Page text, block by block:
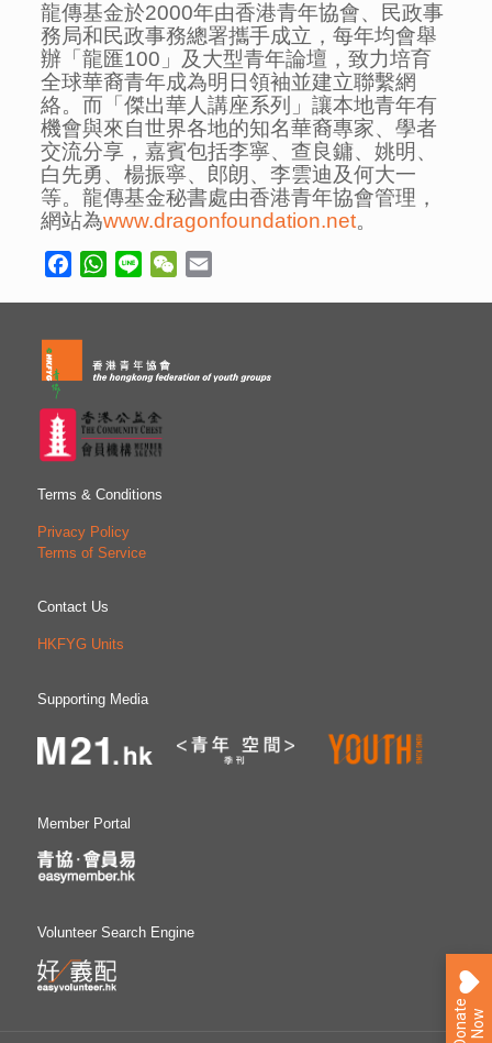
龍傳基金於2000年由香港青年協會、民政事
務局和民政事務總署攜手成立，每年均會舉
辦「龍匯100」及大型青年論壇，致力培育
全球華裔青年成為明日領袖並建立聯繫網
絡。而「傑出華人講座系列」讓本地青年有
機會與來自世界各地的知名華裔專家、學者
交流分享，嘉賓包括李寧、查良鏞、姚明、
白先勇、楊振寧、郎朗、李雲迪及何大一
等。龍傳基金秘書處由香港青年協會管理，
網站為www.dragonfoundation.net。
FacebookWhatsApp
Line WeChat
Terms & Conditions
Privacy Policy
Terms of Service
Contact Us
HKFYG Units
Supporting Media
Member Portal
Volunteer Search Engine
D
o
n
at
e
N
ow